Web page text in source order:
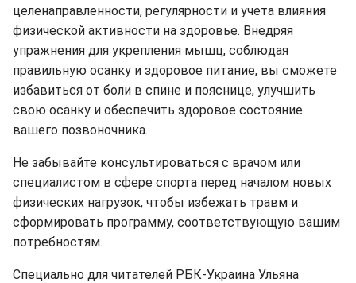
целенаправленности, регулярности и учета влияния
физической активности на здоровье. Внедряя
упражнения для укрепления мышц, соблюдая
правильную осанку и здоровое питание, вы сможете
избавиться от боли в спине и пояснице, улучшить
свою осанку и обеспечить здоровое состояние
вашего позвоночника.
Не забывайте консультироваться с врачом или
специалистом в сфере спорта перед началом новых
физических нагрузок, чтобы избежать травм и
сформировать программу, соответствующую вашим
потребностям.
Специально для читателей РБК-Украина Ульяна